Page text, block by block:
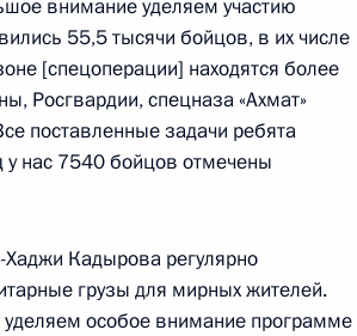
Нгессо
внимание уделяем участию
55,5 тысячи бойцов, в их числе
[спецоперации] находятся более
Росгвардии, спецназа «Ахмат»
поставленные задачи ребята
у нас 7540 бойцов отмечены
Кадырова регулярно
грузы для мирных жителей.
особое внимание программе